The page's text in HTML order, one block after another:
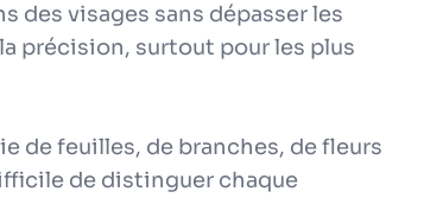
des visages sans dépasser les
précision, surtout pour les plus
de feuilles, de branches, de fleurs
de distinguer chaque